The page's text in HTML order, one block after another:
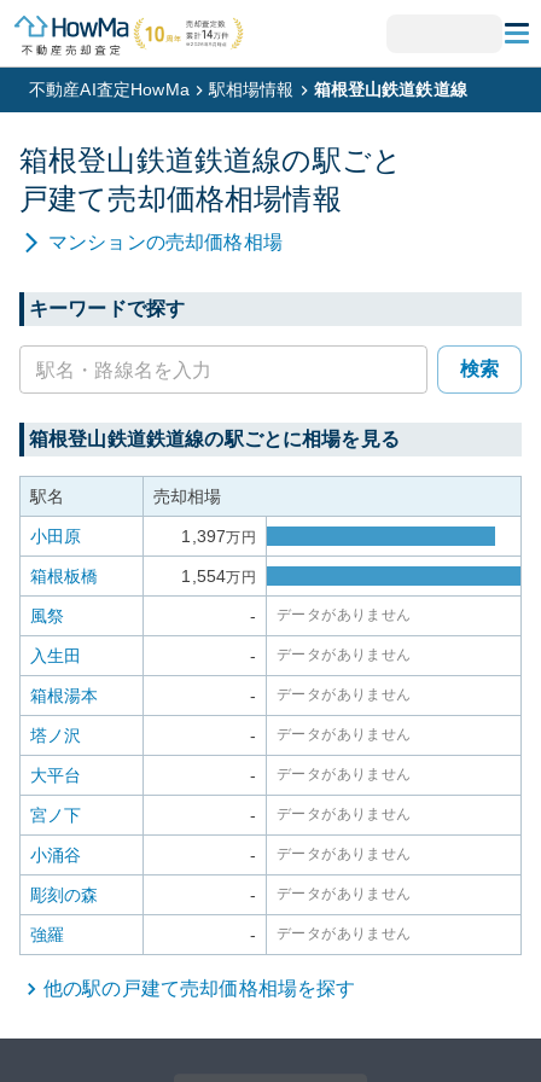
不動産AI査定HowMa 駅相場情報 箱根登山鉄道鉄道線
箱根登山鉄道鉄道線の駅ごと
戸建て売却価格相場情報
マンションの売却価格相場
キーワードで探す
検索
箱根登山鉄道鉄道線の駅ごとに相場を見る
駅名 売却相場
小田原 1,397万円
箱根板橋 1,554万円
風祭 - データがありません
入生田 - データがありません
箱根湯本 - データがありません
塔ノ沢 - データがありません
大平台 - データがありません
宮ノ下 - データがありません
小涌谷 - データがありません
彫刻の森 - データがありません
強羅 - データがありません
他の駅の 戸建て売却価格相場を探す